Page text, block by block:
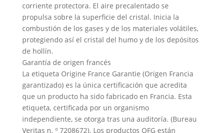
corriente protectora. El aire precalentado se
propulsa sobre la superficie del cristal. Inicia la
combustión de los gases y de los materiales volátiles,
protegiendo así el cristal del humo y de los depósitos
de hollín.
Garantía de origen francés
La etiqueta Origine France Garantie (Origen Francia
garantizado) es la única certificación que acredita
que un producto ha sido fabricado en Francia. Esta
etiqueta, certificada por un organismo
independiente, se otorga tras una auditoría. (Bureau
Veritas n. º 7208672). Los productos OFG están